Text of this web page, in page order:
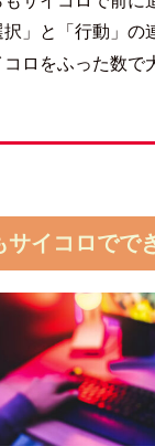
」と「行動」の
コロをふった数で
サイコロでで